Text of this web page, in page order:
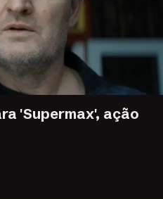
'Supermax', ação